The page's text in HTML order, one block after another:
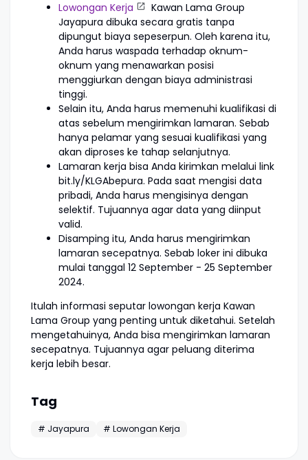
Lowongan Kerja
Kawan Lama Group
Jayapura dibuka secara gratis tanpa
dipungut biaya sepeserpun. Oleh karena itu,
Anda harus waspada terhadap oknum-
oknum yang menawarkan posisi
menggiurkan dengan biaya administrasi
tinggi.
Selain itu, Anda harus memenuhi kualifikasi di
atas sebelum mengirimkan lamaran. Sebab
hanya pelamar yang sesuai kualifikasi yang
akan diproses ke tahap selanjutnya.
Lamaran kerja bisa Anda kirimkan melalui link
bit.ly/KLGAbepura. Pada saat mengisi data
pribadi, Anda harus mengisinya dengan
selektif. Tujuannya agar data yang diinput
valid.
Disamping itu, Anda harus mengirimkan
lamaran secepatnya. Sebab loker ini dibuka
mulai tanggal 12 September - 25 September
2024.
Itulah informasi seputar lowongan kerja Kawan
Lama Group yang penting untuk diketahui. Setelah
mengetahuinya, Anda bisa mengirimkan lamaran
secepatnya. Tujuannya agar peluang diterima
kerja lebih besar.
Tag
# Jayapura # Lowongan Kerja